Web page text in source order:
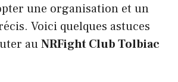
une organisation et un
Voici quelques astuces
auNRFight Club Tolbiac